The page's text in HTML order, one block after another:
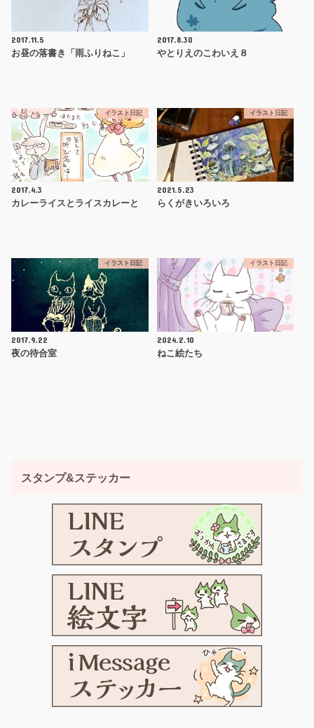
2017.11.5
お昼の落書き「雨ふりねこ」
2017.8.30
やとりえのこわいえ８
イラスト日記
2017.4.3
カレーライスとライスカレーと
イラスト日記
2021.5.23
らくがきいろいろ
イラスト日記
2017.9.22
夜の待合室
イラスト日記
2024.2.10
ねこ絵たち
スタンプ&ステッカー